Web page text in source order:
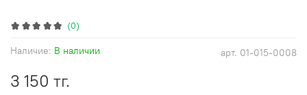
(0)
арт. 01-015-0008
Наличие: В наличии
3 150 тг.